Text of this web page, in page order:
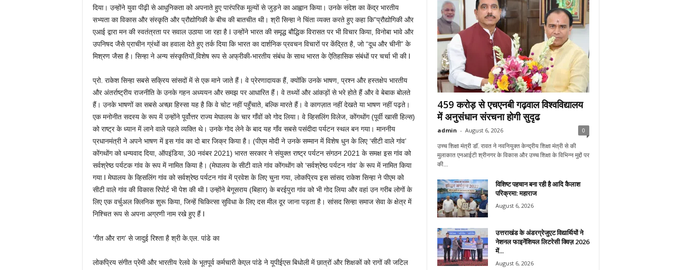
दिया। उन्होंने युवा पीढ़ी से आधुनिकता को अपनाते हुए पारंपरिक मूल्यों से जुड़ने का आह्वान किया। उनके संदेश का केंद्र भारतीय
सभ्यता का विकास और संस्कृति और प्रौद्योगिकी के बीच की बातचीत थी। श्री सिन्हा ने चिंता व्यक्त करते हुए कहा कि”प्रौद्योगिकी और
एआई द्वारा मन की स्वतंत्रता पर सवाल उठाया जा रहा है I उन्होंने भारत की समृद्ध बौद्धिक विरासत पर भी विचार किया, विनोबा भावे और
उपनिषद जैसे प्राचीन ग्रंथों का हवाला देते हुए तर्क दिया कि भारत का दार्शनिक प्रवचन विचारों पर केंद्रित है, जो “दूध और चीनी” के
मिश्रण जैसा है। सिन्हा ने अन्य संस्कृतियों,विशेष रूप से अफ्रीकी-भारतीय संबंध के साथ भारत के ऐतिहासिक संबंधों पर चर्चा भी की I
प्रो. राकेश सिन्हा सबसे सक्रिय सांसदों में से एक माने जाते हैं। वे प्रेरणादायक हैं, क्योंकि उनके भाषण, प्रश्न और हस्तक्षेप भारतीय
और अंतर्राष्ट्रीय राजनीति के उनके गहन अध्ययन और समझ पर आधारित हैं। वे तथ्यों और आंकड़ों से भरे होते हैं और वे बेबाक बोलते
हैं। उनके भाषणों का सबसे अच्छा हिस्सा यह है कि वे चोट नहीं पहुँचाते, बल्कि मारते हैं। वे कागज़ात नहीं देखते या भाषण नहीं पढ़ते।
एक मनोनीत सदस्य के रूप में उन्होंने पूर्वोत्तर राज्य मेघालय के चार गाँवों को गोद लिया। वे व्हिसलिंग विलेज, कोंगथोंग (पूर्वी खासी हिल्स)
को राष्ट्र के ध्यान में लाने वाले पहले व्यक्ति थे। उनके गोद लेने के बाद यह गाँव सबसे पसंदीदा पर्यटन स्थल बन गया। माननीय
प्रधानमंत्री ने अपने भाषण में इस गांव का दो बार जिक्र किया है। (पीएम मोदी ने उनके सम्मान में विशेष धुन के लिए ‘सीटी वाले गांव’
कोंगथोंग को धन्यवाद दिया, ऑपइंडिया, 30 नवंबर 2021) भारत सरकार ने संयुक्त राष्ट्र पर्यटन संगठन 2021 के समक्ष इस गांव को
सर्वश्रेष्ठ पर्यटक गांव के रूप में नामित किया है। (मेघालय के सीटी वाले गांव कोंगथोंग को ‘सर्वश्रेष्ठ पर्यटन गांव’ के रूप में नामित किया
गया I मेघालय के व्हिसलिंग गांव को सर्वश्रेष्ठ पर्यटन गांव में प्रवेश के लिए चुना गया, लोकप्रिय इस सांसद राकेश सिन्हा ने पीएम को
सीटी वाले गांव की विकास रिपोर्ट भी पेश की थी I उन्होंने बेगूसराय (बिहार) के बरईपुरा गांव को भी गोद लिया और वहां उन गरीब लोगों के
लिए एक वर्चुअल क्लिनिक शुरू किया, जिन्हें चिकित्सा सुविधा के लिए दस मील दूर जाना पड़ता है। सांसद सिन्हा समाज सेवा के क्षेत्र में
निश्चित रूप से अपना अग्रणी नाम रखे हुए हैं I
‘गीत और राग’ से जादुई रिश्ता है श्री के.एल. पांडे का
लोकप्रिय संगीत प्रेमी और भारतीय रेलवे के भूतपूर्व कर्मचारी केएल पांडे ने यूपीईएस बिधोली में छात्रों और शिक्षकों को रागों की जटिल
459 करोड़ से एचएनबी गढ़वाल विश्वविद्यालय
में अनुसंधान संरचना होगी सुदृढ
admin - August 6, 2026 0
उच्च शिक्षा मंत्री डाॅ. रावत ने नवनियुक्त केन्द्रीय शिक्षा मंत्री से की
मुलाकात एनआईटी श्रीनगर के विकास और उच्च शिक्षा के विभिन्न मुद्दों पर
की...
विशिष्ट पहचान बना रही है आदि कैलाश
परिक्रमा: महाराज
August 6, 2026
उत्तराखंड के अंडरग्रेजुएट विद्यार्थियों ने
नेशनल फाइनेंशियल लिटरेसी क्विज़ 2026
में...
August 6, 2026